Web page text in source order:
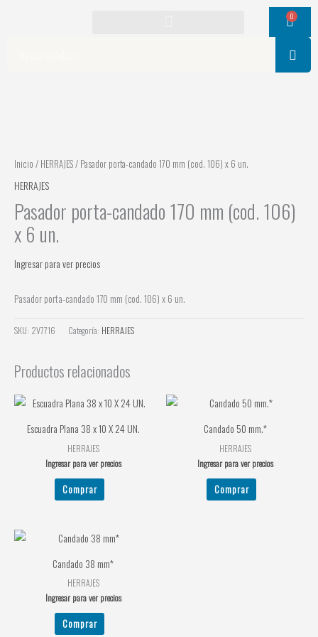
0
Cart
Inicio / HERRAJES/ Pasador porta-candado 170 mm (cod. 106) x 6 un.
HERRAJES
Pasador porta-candado 170 mm (cod. 106)
x 6 un.
Ingresar para ver precios
Pasador porta-candado 170 mm (cod. 106) x 6 un.
SKU: 2V7716 Categoría: HERRAJES
Productos relacionados
Escuadra Plana 38 x 10 X 24 UN.
HERRAJES
Ingresar para ver precios
Comprar
Candado 50 mm.*
HERRAJES
Ingresar para ver precios
Comprar
Candado 38 mm*
HERRAJES
Ingresar para ver precios
Comprar